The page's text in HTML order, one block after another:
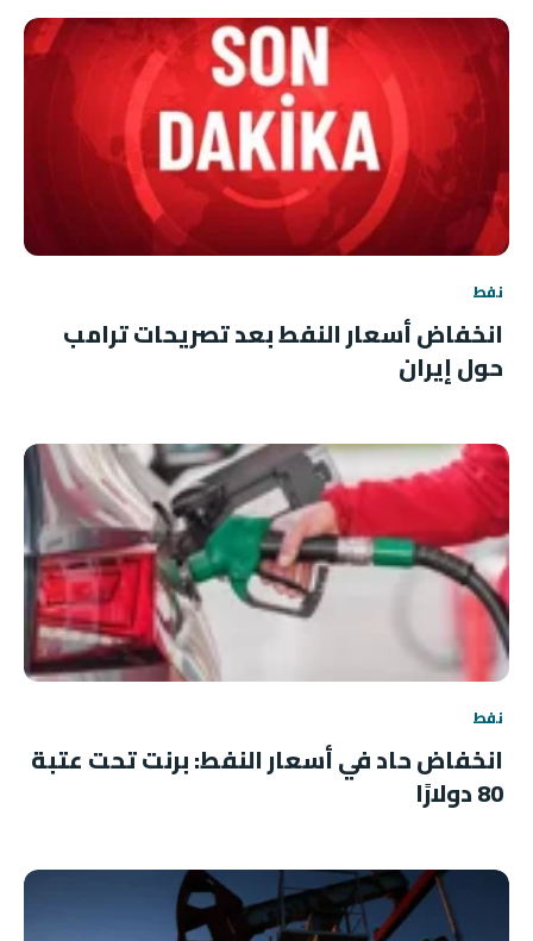
نفط
انخفاض أسعار النفط بعد تصريحات ترامب
حول إيران
نفط
انخفاض حاد في أسعار النفط: برنت تحت عتبة
80 دولارًا